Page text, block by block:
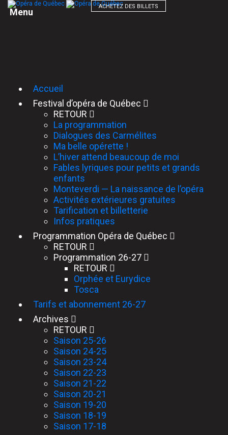
ACHETEZ DES BILLETS
Menu
Accueil
Festival d’opéra de Québec
RETOUR
La programmation
Dialogues des Carmélites
Ma belle opérette !
L’hiver attend beaucoup de moi
Fables lyriques pour petits et grands
enfants
Monteverdi — La naissance de l’opéra
Activités extérieures gratuites
Tarification et billetterie
Infos pratiques
Programmation Opéra de Québec
RETOUR
Programmation 26-27
RETOUR
Orphée et Eurydice
Tosca
Tarifs et abonnement 26-27
Archives
RETOUR
Saison 25-26
Saison 24-25
Saison 23-24
Saison 22-23
Saison 21-22
Saison 20-21
Saison 19-20
Saison 18-19
Saison 17-18